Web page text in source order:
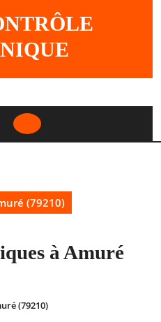
(79210)
à Amuré
(79210)